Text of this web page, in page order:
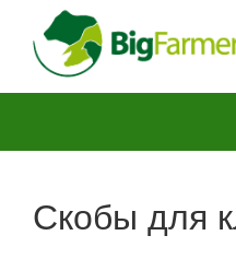
Скобы для